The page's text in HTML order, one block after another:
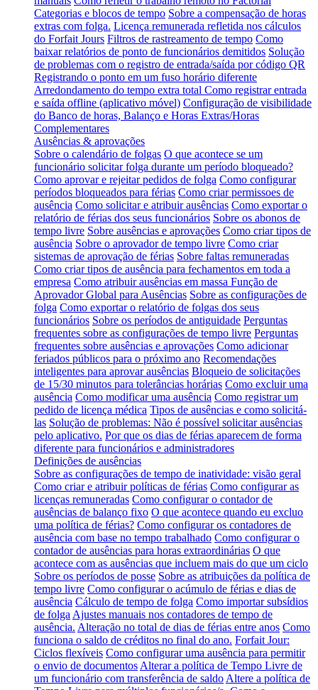
Categorias e blocos de tempo Sobre a compensação de horas
extras com folga. Licença remunerada refletida nos cálculos
do Forfait Jours Filtros de rastreamento de tempo Como
baixar relatórios de ponto de funcionários demitidos Solução
de problemas com o registro de entrada/saída por código QR
Registrando o ponto em um fuso horário diferente
Arredondamento do tempo extra total Como registrar entrada
e saída offline (aplicativo móvel) Configuração de visibilidade
do Banco de horas, Balanço e Horas Extras/Horas
Complementares
Ausências & aprovações
Sobre o calendário de folgas O que acontece se um
funcionário solicitar folga durante um período bloqueado?
Como aprovar e rejeitar pedidos de folga Como configurar
períodos bloqueados para férias Como criar permissoes de
ausência Como solicitar e atribuir ausências Como exportar o
relatório de férias dos seus funcionários Sobre os abonos de
tempo livre Sobre ausências e aprovações Como criar tipos de
ausência Sobre o aprovador de tempo livre Como criar
sistemas de aprovação de férias Sobre faltas remuneradas
Como criar tipos de ausência para fechamentos em toda a
empresa Como atribuir ausências em massa Função de
Aprovador Global para Ausências Sobre as configurações de
folga Como exportar o relatório de folgas dos seus
funcionários Sobre os períodos de antiguidade Perguntas
frequentes sobre as configurações de tempo livre Perguntas
frequentes sobre ausências e aprovações Como adicionar
feriados públicos para o próximo ano Recomendações
inteligentes para aprovar ausências Bloqueio de solicitações
de 15/30 minutos para tolerâncias horárias Como excluir uma
ausência Como modificar uma ausência Como registrar um
pedido de licença médica Tipos de ausências e como solicitá-
las Solução de problemas: Não é possível solicitar ausências
pelo aplicativo. Por que os dias de férias aparecem de forma
diferente para funcionários e administradores
Definições de ausências
Sobre as configurações de tempo de inatividade: visão geral
Como criar e atribuir políticas de férias Como configurar as
licenças remuneradas Como configurar o contador de
ausências de balanço fixo O que acontece quando eu excluo
uma política de férias? Como configurar os contadores de
ausência com base no tempo trabalhado Como configurar o
contador de ausências para horas extraordinárias O que
acontece com as ausências que incluem mais do que um ciclo
Sobre os períodos de posse Sobre as atribuições da política de
tempo livre Como configurar o acúmulo de férias e dias de
ausência Cálculo de tempo de folga Como importar subsídios
de folga Ajustes manuais nos contadores de tempo de
ausência. Alteração no total de dias de férias entre anos Como
funciona o saldo de créditos no final do ano. Forfait Jour:
Ciclos flexíveis Como configurar uma ausência para permitir
o envio de documentos Alterar a política de Tempo Livre de
um funcionário com transferência de saldo Altere a política de